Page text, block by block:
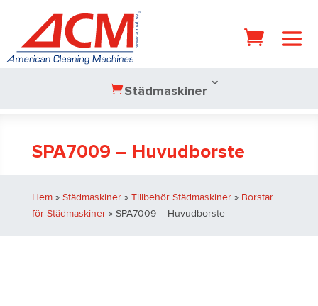
Städmaskiner
SPA7009 – Huvudborste
Hem» Städmaskiner» Tillbehör Städmaskiner» Borstar
för Städmaskiner» SPA7009 – Huvudborste